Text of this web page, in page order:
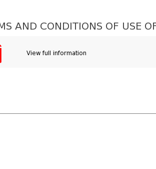
AND CONDITIONS OF USE
View full information